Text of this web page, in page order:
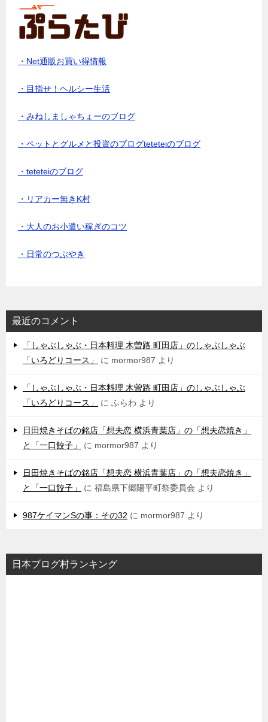
・Net通販お買い得情報
・目指せ！ヘルシー生活
・みねしましゃちょーのブログ
・ペットとグルメと投資のブログteteteiのブログ
・teteteiのブログ
・リアカー無きK村
・大人のお小遣い稼ぎのコツ
・日常のつぶやき
最近のコメント
「しゃぶしゃぶ・日本料理 木曽路 町田店」のしゃぶしゃぶ
「いろどりコース」
に mormor987 より
「しゃぶしゃぶ・日本料理 木曽路 町田店」のしゃぶしゃぶ
「いろどりコース」
に ふらわ より
日田焼きそばの銘店「想夫恋 横浜青葉店」の「想夫恋焼き」
と「一口餃子」
に mormor987 より
日田焼きそばの銘店「想夫恋 横浜青葉店」の「想夫恋焼き」
と「一口餃子」
に 福島県下郷陽平町祭委員会 より
987ケイマンSの事：その32 に mormor987 より
日本ブログ村ランキング